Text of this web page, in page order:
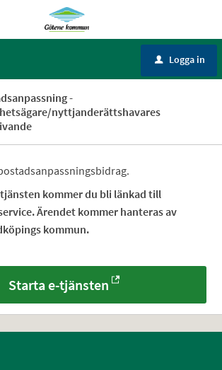
u Logga in
-
nyttjanderättshavares
kommer du bli länkad till
Ärendet kommer hanteras av
kommun.
Starta e-tjänsten